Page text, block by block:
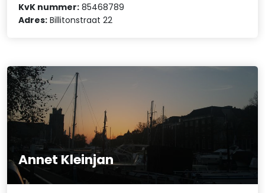
KvK nummer: 85468789
Adres: Billitonstraat 22
Annet Kleinjan